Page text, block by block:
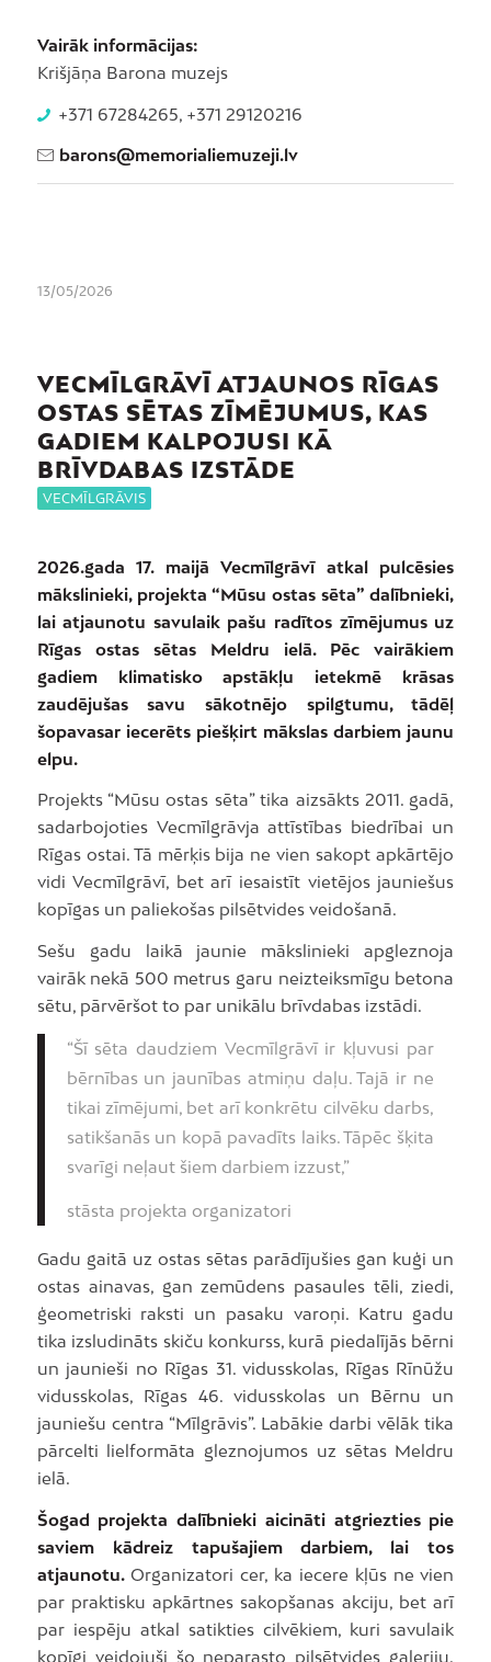
Vairāk informācijas:
Krišjāņa Barona muzejs
+371 67284265, +371 29120216
barons@memorialiemuzeji.lv
13/05/2026
VECMĪLGRĀVĪ ATJAUNOS RĪGAS
OSTAS SĒTAS ZĪMĒJUMUS, KAS
GADIEM KALPOJUSI KĀ
BRĪVDABAS IZSTĀDE
VECMĪLGRĀVIS
2026.gada 17. maijā Vecmīlgrāvī atkal pulcēsies
mākslinieki, projekta “Mūsu ostas sēta” dalībnieki,
lai atjaunotu savulaik pašu radītos zīmējumus uz
Rīgas ostas sētas Meldru ielā. Pēc vairākiem
gadiem klimatisko apstākļu ietekmē krāsas
zaudējušas savu sākotnējo spilgtumu, tādēļ
šopavasar iecerēts piešķirt mākslas darbiem jaunu
elpu.
Projekts “Mūsu ostas sēta” tika aizsākts 2011. gadā,
sadarbojoties Vecmīlgrāvja attīstības biedrībai un
Rīgas ostai. Tā mērķis bija ne vien sakopt apkārtējo
vidi Vecmīlgrāvī, bet arī iesaistīt vietējos jauniešus
kopīgas un paliekošas pilsētvides veidošanā.
Sešu gadu laikā jaunie mākslinieki apgleznoja
vairāk nekā 500 metrus garu neizteiksmīgu betona
sētu, pārvēršot to par unikālu brīvdabas izstādi.
“Šī sēta daudziem Vecmīlgrāvī ir kļuvusi par
bērnības un jaunības atmiņu daļu. Tajā ir ne
tikai zīmējumi, bet arī konkrētu cilvēku darbs,
satikšanās un kopā pavadīts laiks. Tāpēc šķita
svarīgi neļaut šiem darbiem izzust,”
stāsta projekta organizatori
Gadu gaitā uz ostas sētas parādījušies gan kuģi un
ostas ainavas, gan zemūdens pasaules tēli, ziedi,
ģeometriski raksti un pasaku varoņi. Katru gadu
tika izsludināts skiču konkurss, kurā piedalījās bērni
un jaunieši no Rīgas 31. vidusskolas, Rīgas Rīnūžu
vidusskolas, Rīgas 46. vidusskolas un Bērnu un
jauniešu centra “Mīlgrāvis”. Labākie darbi vēlāk tika
pārcelti lielformāta gleznojumos uz sētas Meldru
ielā.
Šogad projekta dalībnieki aicināti atgriezties pie
saviem kādreiz tapušajiem darbiem, lai tos
atjaunotu.Organizatori cer, ka iecere kļūs ne vien
par praktisku apkārtnes sakopšanas akciju, bet arī
par iespēju atkal satikties cilvēkiem, kuri savulaik
kopīgi veidojuši šo neparasto pilsētvides galeriju.